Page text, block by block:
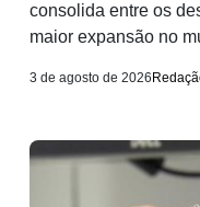
consolida entre os
maior expansão no
3 de agosto de 2026